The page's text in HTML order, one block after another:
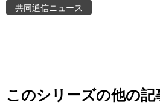
Images
共同通信ニュース
このシリーズの他の記